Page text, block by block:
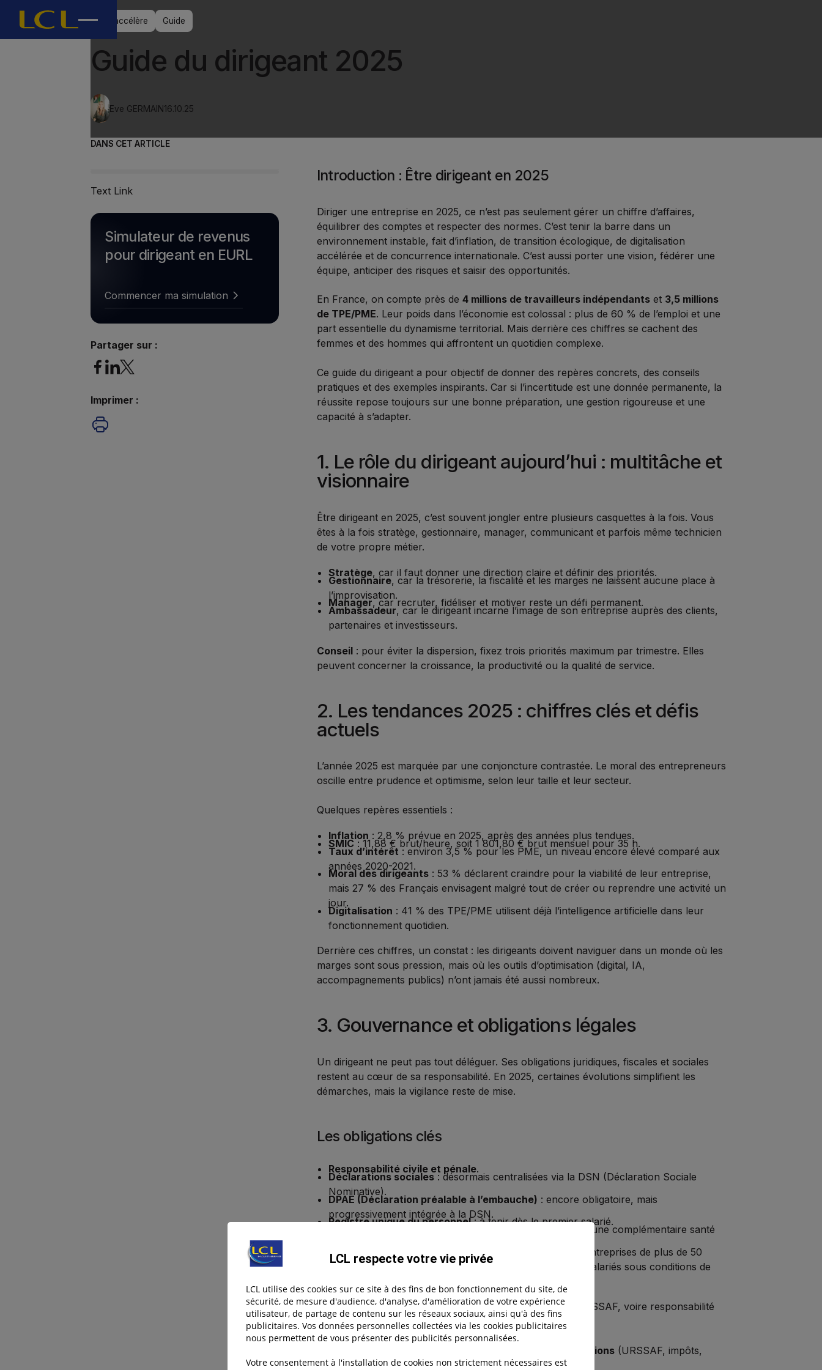
J’accélère Guide
Guide du dirigeant 2025
Eve GERMAIN16.10.25
DANS CET ARTICLE
Text Link
Simulateur de revenus
pour dirigeant en EURL
Commencer ma simulation
Commencer ma simulation
Partager sur :
Imprimer :
Introduction : Être dirigeant en 2025
Diriger une entreprise en 2025, ce n’est pas seulement gérer un chiffre d’affaires,
équilibrer des comptes et respecter des normes. C’est tenir la barre dans un
environnement instable, fait d’inflation, de transition écologique, de digitalisation
accélérée et de concurrence internationale. C’est aussi porter une vision, fédérer une
équipe, anticiper des risques et saisir des opportunités.
En France, on compte près de 4 millions de travailleurs indépendantset 3,5 millions
de TPE/PME. Leur poids dans l’économie est colossal : plus de 60 % de l’emploi et une
part essentielle du dynamisme territorial. Mais derrière ces chiffres se cachent des
femmes et des hommes qui affrontent un quotidien complexe.
Ce guide du dirigeant a pour objectif de donner des repères concrets, des conseils
pratiques et des exemples inspirants. Car si l’incertitude est une donnée permanente, la
réussite repose toujours sur une bonne préparation, une gestion rigoureuse et une
capacité à s’adapter.
1. Le rôle du dirigeant aujourd’hui : multitâche et
visionnaire
Être dirigeant en 2025, c’est souvent jongler entre plusieurs casquettes à la fois. Vous
êtes à la fois stratège, gestionnaire, manager, communicant et parfois même technicien
de votre propre métier.
Stratège, car il faut donner une direction claire et définir des priorités.
Gestionnaire, car la trésorerie, la fiscalité et les marges ne laissent aucune place à
l’improvisation.
Manager, car recruter, fidéliser et motiver reste un défi permanent.
Ambassadeur, car le dirigeant incarne l’image de son entreprise auprès des clients,
partenaires et investisseurs.
Conseil: pour éviter la dispersion, fixez trois priorités maximum par trimestre. Elles
peuvent concerner la croissance, la productivité ou la qualité de service.
2. Les tendances 2025 : chiffres clés et défis
actuels
L’année 2025 est marquée par une conjoncture contrastée. Le moral des entrepreneurs
oscille entre prudence et optimisme, selon leur taille et leur secteur.
Quelques repères essentiels :
Inflation : 2,8 % prévue en 2025, après des années plus tendues.
SMIC: 11,88 € brut/heure, soit 1 801,80 € brut mensuel pour 35 h.
Taux d’intérêt: environ 3,5 % pour les PME, un niveau encore élevé comparé aux
années 2020-2021.
Moral des dirigeants : 53 % déclarent craindre pour la viabilité de leur entreprise,
mais 27 % des Français envisagent malgré tout de créer ou reprendre une activité un
jour.
Digitalisation : 41 % des TPE/PME utilisent déjà l’intelligence artificielle dans leur
fonctionnement quotidien.
Derrière ces chiffres, un constat : les dirigeants doivent naviguer dans un monde où les
marges sont sous pression, mais où les outils d’optimisation (digital, IA,
accompagnements publics) n’ont jamais été aussi nombreux.
3. Gouvernance et obligations légales
Un dirigeant ne peut pas tout déléguer. Ses obligations juridiques, fiscales et sociales
restent au cœur de sa responsabilité. En 2025, certaines évolutions simplifient les
démarches, mais la vigilance reste de mise.
Les obligations clés
Responsabilité civile et pénale.
Déclarations sociales : désormais centralisées via la DSN (Déclaration Sociale
Nominative).
DPAE (Déclaration préalable à l’embauche) : encore obligatoire, mais
progressivement intégrée à la DSN.
Registre unique du personnel: à tenir dès le premier salarié.
: chaque employeur doit proposer une complémentaire santé
Participation et intéressement
: obligatoires pour les entreprises de plus de 50
salariés, et depuis 2025 pour les entreprises de 11 à 49 salariés sous conditions de
Un manquement peut coûter cher : amendes, pénalités URSSAF, voire responsabilité
pénale du dirigeant en cas de manquement grave.
calendrier annuel des obligations(URSSAF, impôts,
assemblées générales, audits sécurité).
LCL respecte votre vie privée
LCL utilise des cookies sur ce site à des fins de bon fonctionnement du site, de
sécurité, de mesure d'audience, d'analyse, d'amélioration de votre expérience
utilisateur, de partage de contenu sur les réseaux sociaux, ainsi qu'à des fins
publicitaires. Vos données personnelles collectées via les cookies publicitaires
nous permettent de vous présenter des publicités personnalisées.
Votre consentement à l'installation de cookies non strictement nécessaires est